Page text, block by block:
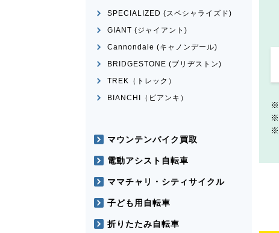
SPECIALIZED (スペシャライズド)
GIANT (ジャイアント)
Cannondale (キャノンデール)
BRIDGESTONE (ブリヂストン)
TREK（トレック）
BIANCHI（ビアンキ）
マウンテンバイク買取
電動アシスト自転車
ママチャリ・シティサイクル
子ども用自転車
折りたたみ自転車